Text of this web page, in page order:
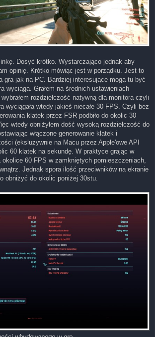
Dosyć krótko. Wystarczająco jednak aby
opinię. Krótko mówiąc jest w porządku. Jest to
gra jak na PC. Bardziej interesujące mogą tu być
wyciąga. Grałem na średnich ustawieniach
rozdzielczość natywną dla monitora czyli
wyciągała wtedy jakieś niecałe 30 FPS. Czyli bez
klatek przez FSR podbiło do okolic 30
wtedy obniżyłem dość wysoką rozdzielczość do
włączone generowanie klatek i
(eksluzywnie na Macu przez Apple'owe API
60 klatek na sekundę. W praktyce grając w
okolice 60 FPS w zamkniętych pomieszczeniach,
Jednak spora ilość przeciwników na ekranie
obniżyć do okolic poniżej 30stu.